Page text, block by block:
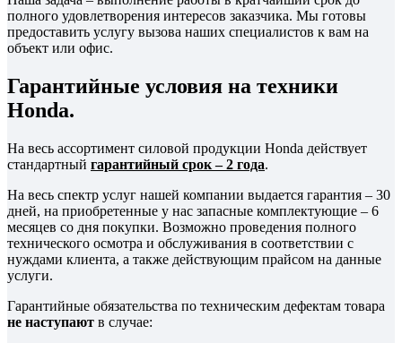
полного удовлетворения интересов заказчика. Мы готовы
предоставить услугу вызова наших специалистов к вам на
объект или офис.
Гарантийные условия на техники
Honda.
На весь ассортимент силовой продукции Honda действует
стандартный гарантийный срок – 2 года.
На весь спектр услуг нашей компании выдается гарантия – 30
дней, на приобретенные у нас запасные комплектующие – 6
месяцев со дня покупки. Возможно проведения полного
технического осмотра и обслуживания в соответствии с
нуждами клиента, а также действующим прайсом на данные
услуги.
Гарантийные обязательства по техническим дефектам товара
не наступают в случае: